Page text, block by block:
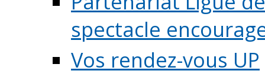
spectacle
Vos rendez-vous UP